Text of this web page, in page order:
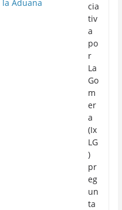
cia
tiv
a
po
r
La
Go
m
er
a
(Ix
LG
)
pr
eg
un
ta